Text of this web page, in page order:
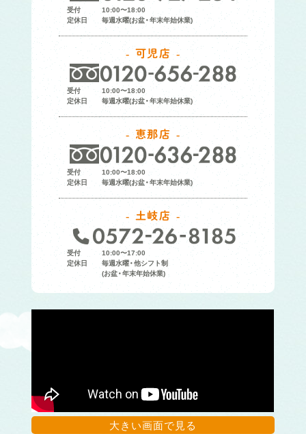
受付
10:00〜18:00
定休日
毎週水曜(お盆・年末年始休業)
可児店
受付
10:00〜18:00
定休日
毎週水曜(お盆・年末年始休業)
恵那店
受付
10:00〜18:00
定休日
毎週水曜(お盆・年末年始休業)
土岐店
受付
10:00〜17:00
定休日
毎週水曜・他シフト制
(お盆・年末年始休業)
大きい画面で見る